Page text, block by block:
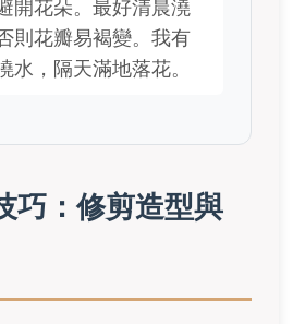
開花朵。最好清晨澆
則花瓣易褐變。我有
水，隔天滿地落花。
巧：修剪造型與